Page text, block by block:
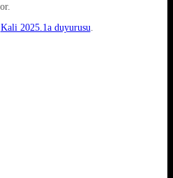
Kali 2025.1a duyurusu